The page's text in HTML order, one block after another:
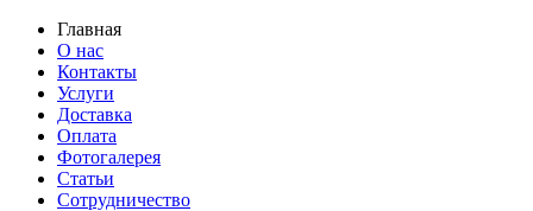
Главная
О нас
Контакты
Услуги
Доставка
Оплата
Фотогалерея
Статьи
Сотрудничество